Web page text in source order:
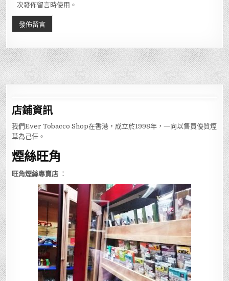
次發佈留言時使用。
店鋪資訊
我們Ever Tobacco Shop在香港，成立於1998年，一向以售買優質煙
草為己任。
煙絲旺角
旺角煙絲專賣店 ：